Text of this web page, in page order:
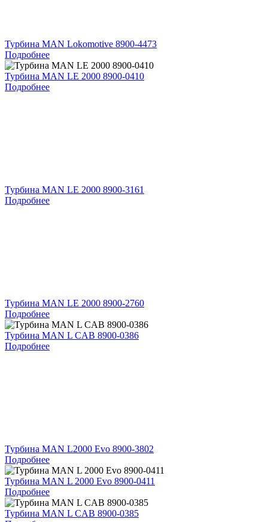
Турбина MAN Lokomotive 8900-4473
Подробнее
Турбина MAN LE 2000 8900-0410
Подробнее
Турбина MAN LE 2000 8900-3161
Подробнее
Турбина MAN LE 2000 8900-2760
Подробнее
Турбина MAN L CAB 8900-0386
Подробнее
Турбина MAN L2000 Evo 8900-3802
Подробнее
Турбина MAN L 2000 Evo 8900-0411
Подробнее
Турбина MAN L CAB 8900-0385